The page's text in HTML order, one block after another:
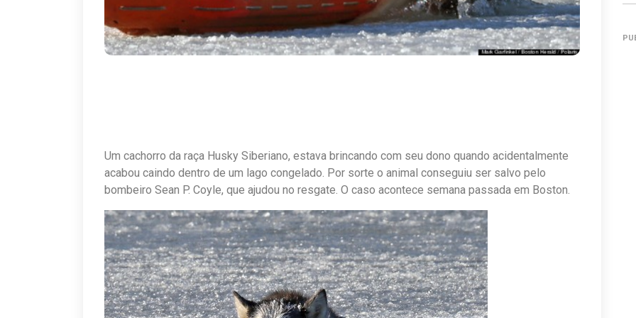
Um cachorro da raça Husky Siberiano, estava brincando com seu dono quando acidentalmente
acabou caindo dentro de um lago congelado. Por sorte o animal conseguiu ser salvo pelo
bombeiro Sean P. Coyle, que ajudou no resgate. O caso acontece semana passada em Boston.